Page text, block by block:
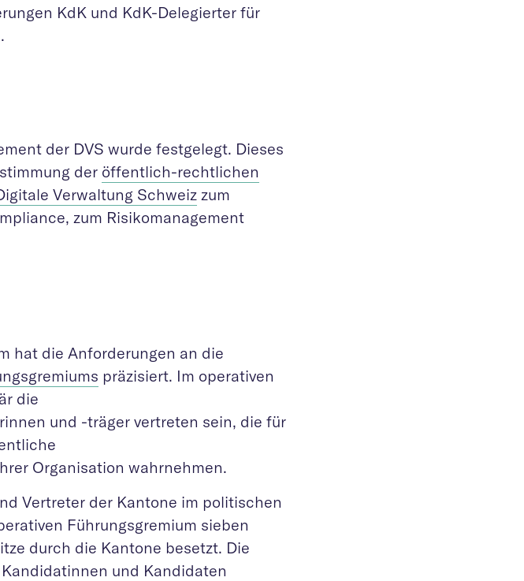
KdK und KdK-Delegierter für
der DVS wurde festgelegt. Dieses
der öffentlich-rechtlichen
Verwaltung Schweiz zum
zum Risikomanagement
hat die Anforderungen an die
präzisiert. Im operativen
die
und -träger vertreten sein, die für
Organisation wahrnehmen.
Vertreter der Kantone im politischen
Führungsgremium sieben
durch die Kantone besetzt. Die
und Kandidaten